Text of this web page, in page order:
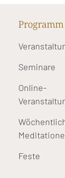
Programm
Seminare
Online-
Feste